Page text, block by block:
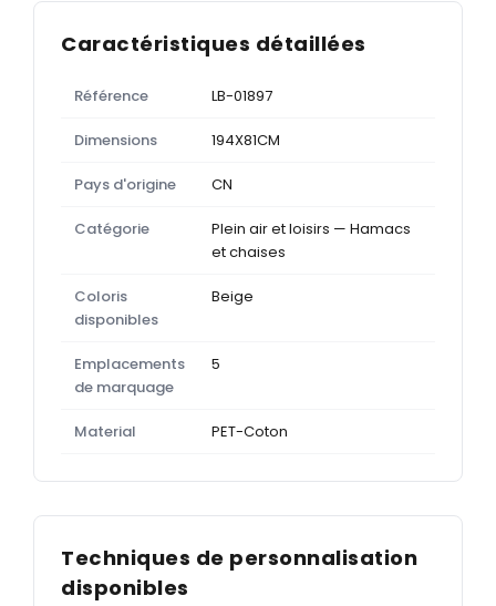
Caractéristiques détaillées
Référence LB-01897
Dimensions 194X81CM
Pays d'origine CN
Catégorie
Plein air et loisirs — Hamacs
et chaises
Coloris
disponibles
Beige
Emplacements
de marquage
5
Material PET-Coton
Techniques de personnalisation
disponibles